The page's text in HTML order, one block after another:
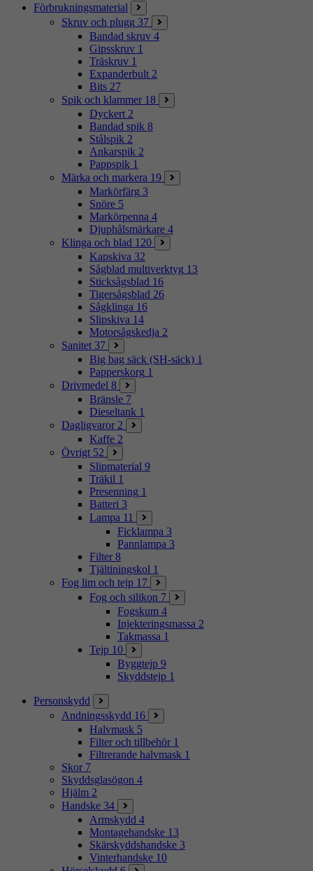
Förbrukningsmaterial
Skruv och plugg 37
Bandad skruv 4
Gipsskruv 1
Träskruv 1
Expanderbult 2
Bits 27
Spik och klammer 18
Dyckert 2
Bandad spik 8
Stålspik 2
Ankarspik 2
Pappspik 1
Märka och markera 19
Markörfärg 3
Snöre 5
Markörpenna 4
Djuphålsmärkare 4
Klinga och blad 120
Kapskiva 32
Sågblad multiverktyg 13
Sticksågsblad 16
Tigersågsblad 26
Sågklinga 16
Slipskiva 14
Motorsågskedja 2
Sanitet 37
Big bag säck (SH-säck) 1
Papperskorg 1
Drivmedel 8
Bränsle 7
Dieseltank 1
Dagligvaror 2
Kaffe 2
Övrigt 52
Slipmaterial 9
Träkil 1
Presenning 1
Batteri 3
Lampa 11
Ficklampa 3
Pannlampa 3
Filter 8
Tjältiningskol 1
Fog lim och tejp 17
Fog och silikon 7
Fogskum 4
Injekteringsmassa 2
Takmassa 1
Tejp 10
Byggtejp 9
Skyddstejp 1
Personskydd
Andningsskydd 16
Halvmask 5
Filter och tillbehör 1
Filtrerande halvmask 1
Skor 7
Skyddsglasögon 4
Hjälm 2
Handske 34
Armskydd 4
Montagehandske 13
Skärskyddshandske 3
Vinterhandske 10